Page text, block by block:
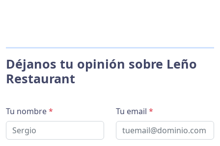
Déjanos tu opinión sobre Leño
Restaurant
Tu nombre* Tu email *